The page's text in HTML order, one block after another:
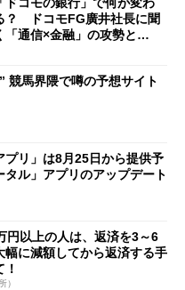
？ ドコモFG廣井社長に聞
「通信×金融」の攻勢とグ
競馬界隈で噂の予想サイト
プリ」は8月25日から提供予
ル」アプリのアップデート
円以上の人は、返済を3～6
幅に減額してから返済する手
）